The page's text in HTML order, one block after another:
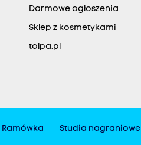
Darmowe ogłoszenia
Sklep z kosmetykami
tolpa.pl
Ramówka Studia nagraniowe